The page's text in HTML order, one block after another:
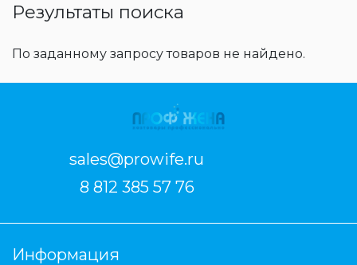
Результаты поиска
По заданному запросу товаров не найдено.
sales@prowife.ru
8 812 385 57 76
Информация